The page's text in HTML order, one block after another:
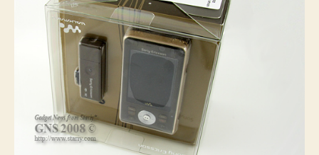
Havana
Bronze.
Музыка
бронзе.